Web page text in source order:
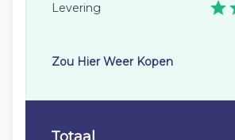
Levering
Zou Hier Weer Kopen